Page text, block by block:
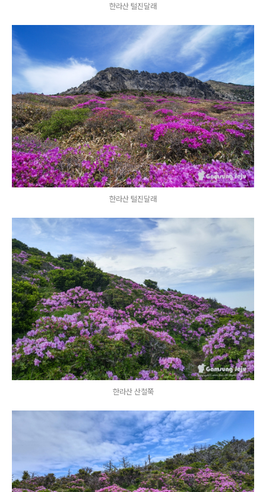
한라산 털진달래
한라산 털진달래
한라산 산철쭉